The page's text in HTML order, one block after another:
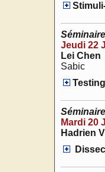
Jeudi 22
Lei Chen
Sabic
Mardi 20
Hadrien